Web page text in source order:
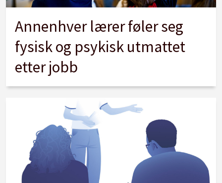
Annenhver lærer føler seg
fysisk og psykisk utmattet
etter jobb